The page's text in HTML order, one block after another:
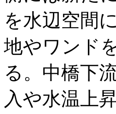
を水辺空間
地やワンド
る。中橋下
入や水温上